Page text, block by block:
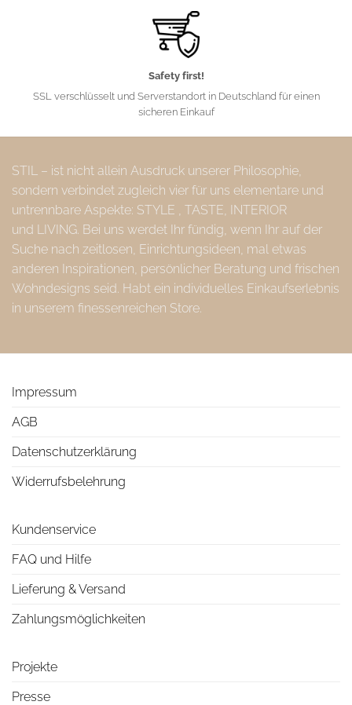
Safety first!
SSL verschlüsselt und Serverstandort in Deutschland für einen
sicheren Einkauf
STIL – ist nicht allein Ausdruck unserer Philosophie,
sondern verbindet zugleich vier für uns elementare und
untrennbare Aspekte: STYLE , TASTE, INTERIOR
und LIVING. Bei uns werdet Ihr fündig, wenn Ihr auf der
Suche nach zeitlosen, Einrichtungsideen, mal etwas
anderen Inspirationen, persönlicher Beratung und frischen
Wohndesigns seid. Habt ein individuelles Einkaufserlebnis
in unserem finessenreichen Store.
Impressum
AGB
Datenschutzerklärung
Widerrufsbelehrung
Kundenservice
FAQ und Hilfe
Lieferung & Versand
Zahlungsmöglichkeiten
Projekte
Presse